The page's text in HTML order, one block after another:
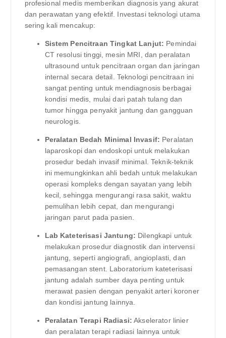
profesional medis memberikan diagnosis yang akurat
dan perawatan yang efektif. Investasi teknologi utama
sering kali mencakup:
Sistem Pencitraan Tingkat Lanjut: Pemindai
CT resolusi tinggi, mesin MRI, dan peralatan
ultrasound untuk pencitraan organ dan jaringan
internal secara detail. Teknologi pencitraan ini
sangat penting untuk mendiagnosis berbagai
kondisi medis, mulai dari patah tulang dan
tumor hingga penyakit jantung dan gangguan
neurologis.
Peralatan Bedah Minimal Invasif: Peralatan
laparoskopi dan endoskopi untuk melakukan
prosedur bedah invasif minimal. Teknik-teknik
ini memungkinkan ahli bedah untuk melakukan
operasi kompleks dengan sayatan yang lebih
kecil, sehingga mengurangi rasa sakit, waktu
pemulihan lebih cepat, dan mengurangi
jaringan parut pada pasien.
Lab Kateterisasi Jantung: Dilengkapi untuk
melakukan prosedur diagnostik dan intervensi
jantung, seperti angiografi, angioplasti, dan
pemasangan stent. Laboratorium kateterisasi
jantung adalah sumber daya penting untuk
merawat pasien dengan penyakit arteri koroner
dan kondisi jantung lainnya.
Peralatan Terapi Radiasi: Akselerator linier
dan peralatan terapi radiasi lainnya untuk